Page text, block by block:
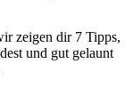
zeigen dir 7 Tipps,
und gut gelaunt